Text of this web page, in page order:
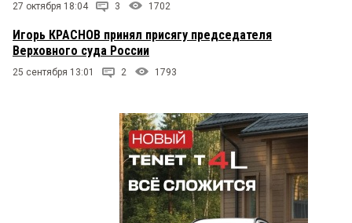
27 октября 18:04 3 1702
Игорь КРАСНОВ принял присягу председателя
Верховного суда России
25 сентября 13:01 2 1793